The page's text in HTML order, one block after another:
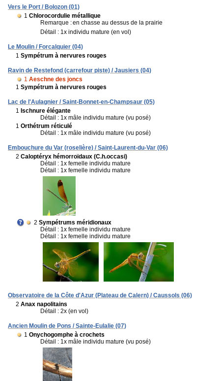
Vers le Port / Bolozon (01)
1 Chlorocordulie métallique
Remarque :en chasse au dessus de la prairie
Détail : 1x individu mature (en vol)
Le Moulin / Forcalquier (04)
1 Sympétrum à nervures rouges
Ravin de Restefond (carrefour piste) / Jausiers (04)
1 Aeschne des joncs
1 Sympétrum à nervures rouges
Lac de l'Aulagnier / Saint-Bonnet-en-Champsaur (05)
1 Ischnure élégante
Détail : 1x mâle individu mature (vu posé)
1 Orthétrum réticulé
Détail : 1x mâle individu mature (vu posé)
Embouchure du Var (roselière) / Saint-Laurent-du-Var (06)
2 Caloptéryx hémorroïdaux (C.h.occasi)
Détail : 1x femelle individu mature
Détail : 1x femelle individu mature
2 Sympétrums méridionaux
Détail : 1x femelle individu mature
Détail : 1x femelle individu mature
Observatoire de la Côte d'Azur (Plateau de Calern) / Caussols (06)
2 Anax napolitains
Détail : 2x (en vol)
Ancien Moulin de Pons / Sainte-Eulalie (07)
1 Onychogomphe à crochets
Détail : 1x mâle individu mature (vu posé)